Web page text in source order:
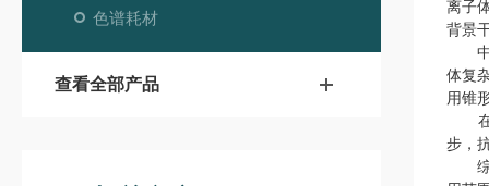
色谱耗材
查看全部产品
离子
背景
中
体复
用锥
在
步，
综